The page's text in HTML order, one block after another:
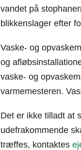
vandet på
blikkenslager efter
Vaske- og
og
vaske- og
varmemesteren.
Det er ikke tilladt at
udefrakommende
træffes, kontaktes